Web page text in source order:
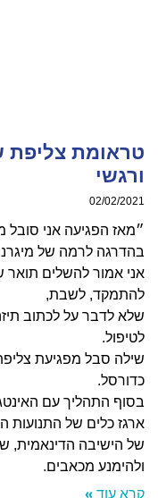
צליפת שוט
02/02/
הפגיעה אני סובל
לרמה של מיגרנה.
אמור להשלים תואר שני
לשבת,
לדבר על לכתוב תיזה
סבל מפגיעת צליפת
התהליך עם
כלים של התנועות
הדינאמית,
מכאבים.
עוד »